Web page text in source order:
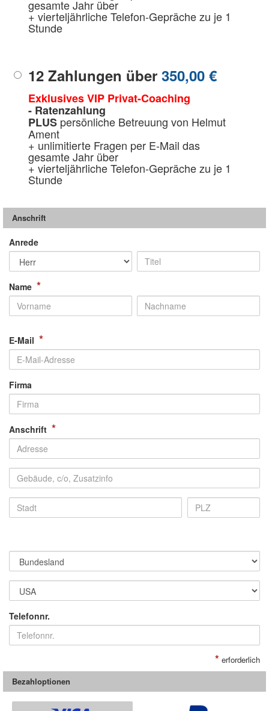
gesamte Jahr über
+ vierteljährliche Telefon-Gepräche zu je 1
Stunde
12 Zahlungen über 350,00 €
Exklusives VIP Privat-Coaching
- Ratenzahlung
PLUS persönliche Betreuung von Helmut
Ament
+ unlimitierte Fragen per E-Mail das
gesamte Jahr über
+ vierteljährliche Telefon-Gepräche zu je 1
Stunde
Anschrift
Anrede
Name *
E-Mail *
Firma
Anschrift *
Telefonnr.
* erforderlich
Bezahloptionen